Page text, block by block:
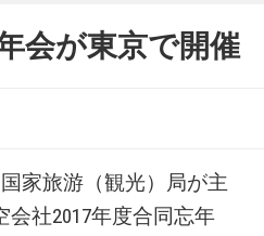
会が東京で開催
家旅游（観光）局が主
社2017年度合同忘年